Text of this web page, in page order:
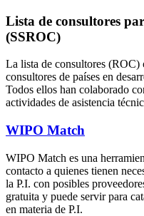
Lista de consultores
(SSROC)
La lista de consultores
consultores de países en
Todos ellos han colaborado
actividades de asistencia
WIPO Match
WIPO Match es una
contacto a quienes tienen
la P.I. con posibles
gratuita y puede servir para
en materia de P.I.